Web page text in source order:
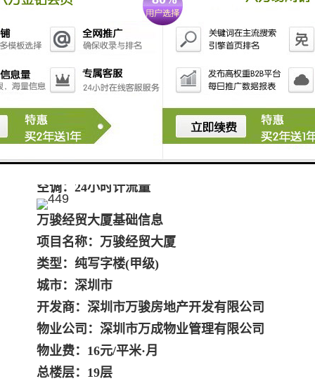
钢构和光洁的玻璃幕墙，力求简洁大方，也
反映了技术美感及精致。冷灰色彩运用较为
精致的风格。
出租
面积：120-1500㎡（以房产证为准）
租金价格：85-125元/平/月
管理费：16.25元/㎡/
空调：24小时计流量
万骏经贸大厦基础信息
项目名称：万骏经贸大厦
类型：纯写字楼(甲级)
城市：深圳市
开发商：深圳市万骏房地产开发有限公司
物业公司：深圳市万成物业管理有限公司
物业费：16元/平米·月
总楼层：19层